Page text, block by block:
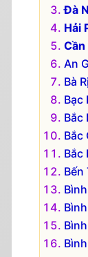
Đà
Hải
An
Bà
Bạc
Bắc
Bắc
Bắc
Bến